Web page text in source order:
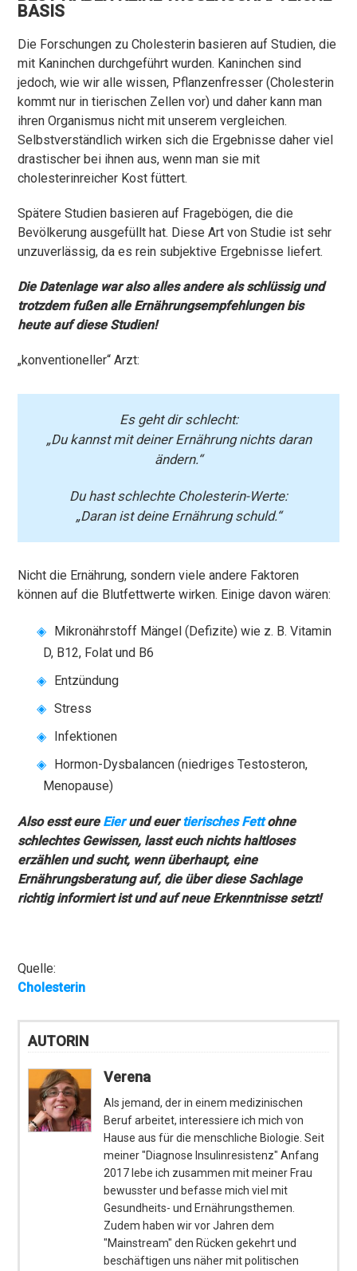
BASIS
Die Forschungen zu Cholesterin basieren auf Studien, die
mit Kaninchen durchgeführt wurden. Kaninchen sind
jedoch, wie wir alle wissen, Pflanzenfresser (Cholesterin
kommt nur in tierischen Zellen vor) und daher kann man
ihren Organismus nicht mit unserem vergleichen.
Selbstverständlich wirken sich die Ergebnisse daher viel
drastischer bei ihnen aus, wenn man sie mit
cholesterinreicher Kost füttert.
Spätere Studien basieren auf Fragebögen, die die
Bevölkerung ausgefüllt hat. Diese Art von Studie ist sehr
unzuverlässig, da es rein subjektive Ergebnisse liefert.
Die Datenlage war also alles andere als schlüssig und
trotzdem fußen alle Ernährungsempfehlungen bis
heute auf diese Studien!
„konventioneller“ Arzt:
Es geht dir schlecht:
„Du kannst mit deiner Ernährung nichts daran
ändern.“
Du hast schlechte Cholesterin-Werte:
„Daran ist deine Ernährung schuld.“
Nicht die Ernährung, sondern viele andere Faktoren
können auf die Blutfettwerte wirken. Einige davon wären:
Mikronährstoff Mängel (Defizite) wie z. B. Vitamin
D, B12, Folat und B6
Entzündung
Stress
Infektionen
Hormon-Dysbalancen (niedriges Testosteron,
Menopause)
Also esst eure Eierund euertierisches Fettohne
schlechtes Gewissen, lasst euch nichts haltloses
erzählen und sucht, wenn überhaupt, eine
Ernährungsberatung auf, die über diese Sachlage
richtig informiert ist und auf neue Erkenntnisse setzt!
Quelle:
Cholesterin
AUTORIN
Verena
Als jemand, der in einem medizinischen
Beruf arbeitet, interessiere ich mich von
Hause aus für die menschliche Biologie. Seit
meiner "Diagnose Insulinresistenz" Anfang
2017 lebe ich zusammen mit meiner Frau
bewusster und befasse mich viel mit
Gesundheits- und Ernährungsthemen.
Zudem haben wir vor Jahren dem
"Mainstream" den Rücken gekehrt und
beschäftigen uns näher mit politischen